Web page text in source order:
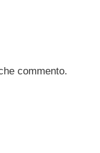
commento.